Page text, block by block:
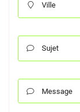
 Ville
 Sujet
 Message